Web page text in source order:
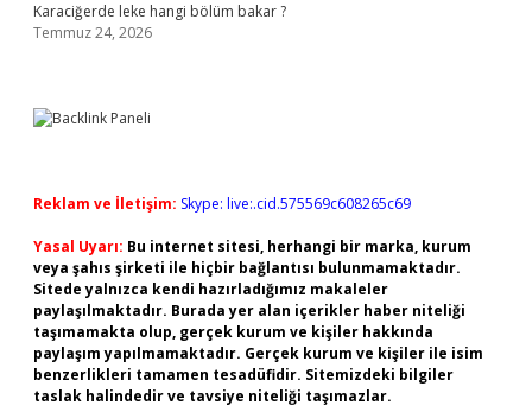
Karaciğerde leke hangi bölüm bakar ?
Temmuz 24, 2026
Reklam ve İletişim: Skype: live:.cid.575569c608265c69
Yasal Uyarı: Bu internet sitesi, herhangi bir marka, kurum
veya şahıs şirketi ile hiçbir bağlantısı bulunmamaktadır.
Sitede yalnızca kendi hazırladığımız makaleler
paylaşılmaktadır. Burada yer alan içerikler haber niteliği
taşımamakta olup, gerçek kurum ve kişiler hakkında
paylaşım yapılmamaktadır. Gerçek kurum ve kişiler ile isim
benzerlikleri tamamen tesadüfidir. Sitemizdeki bilgiler
taslak halindedir ve tavsiye niteliği taşımazlar.